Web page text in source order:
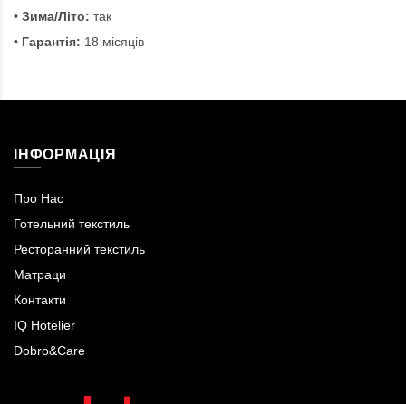
• Зима/Літо: так
• Гарантія: 18 місяців
ІНФОРМАЦІЯ
Про Нас
Готельний текстиль
Ресторанний текстиль
Матраци
Контакти
IQ Hotelier
Dobro&Care